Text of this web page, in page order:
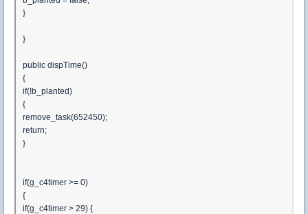
}
}
public dispTime()
{
if(!b_planted)
{
remove_task(652450);
return;
}
if(g_c4timer >= 0)
{
if(g_c4timer > 29) {